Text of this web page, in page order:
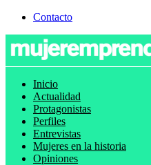
Contacto
Inicio
Actualidad
Protagonistas
Perfiles
Entrevistas
Mujeres en la historia
Opiniones